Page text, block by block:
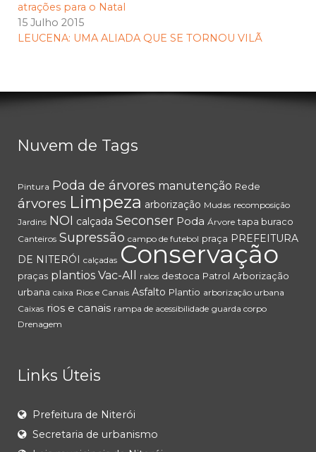
atrações para o Natal
15 Julho 2015
LEUCENA: UMA ALIADA QUE SE TORNOU VILÃ
Nuvem de Tags
Pintura Poda de árvores manutenção Rede
árvores Limpeza arborização Mudas recomposição
Jardins NOI calçada Seconser Poda Árvore tapa buraco
Canteiros Supressão campo de futebol praça PREFEITURA
DE NITERÓI
calçadas Conservação
praças plantios Vac-All ralos destoca Patrol Arborização
urbana caixa Rios e Canais Asfalto Plantio arborização urbana
Caixas rios e canais rampa de acessibilidade guarda corpo
Drenagem
Links Úteis
Prefeitura de Niterói
Secretaria de urbanismo